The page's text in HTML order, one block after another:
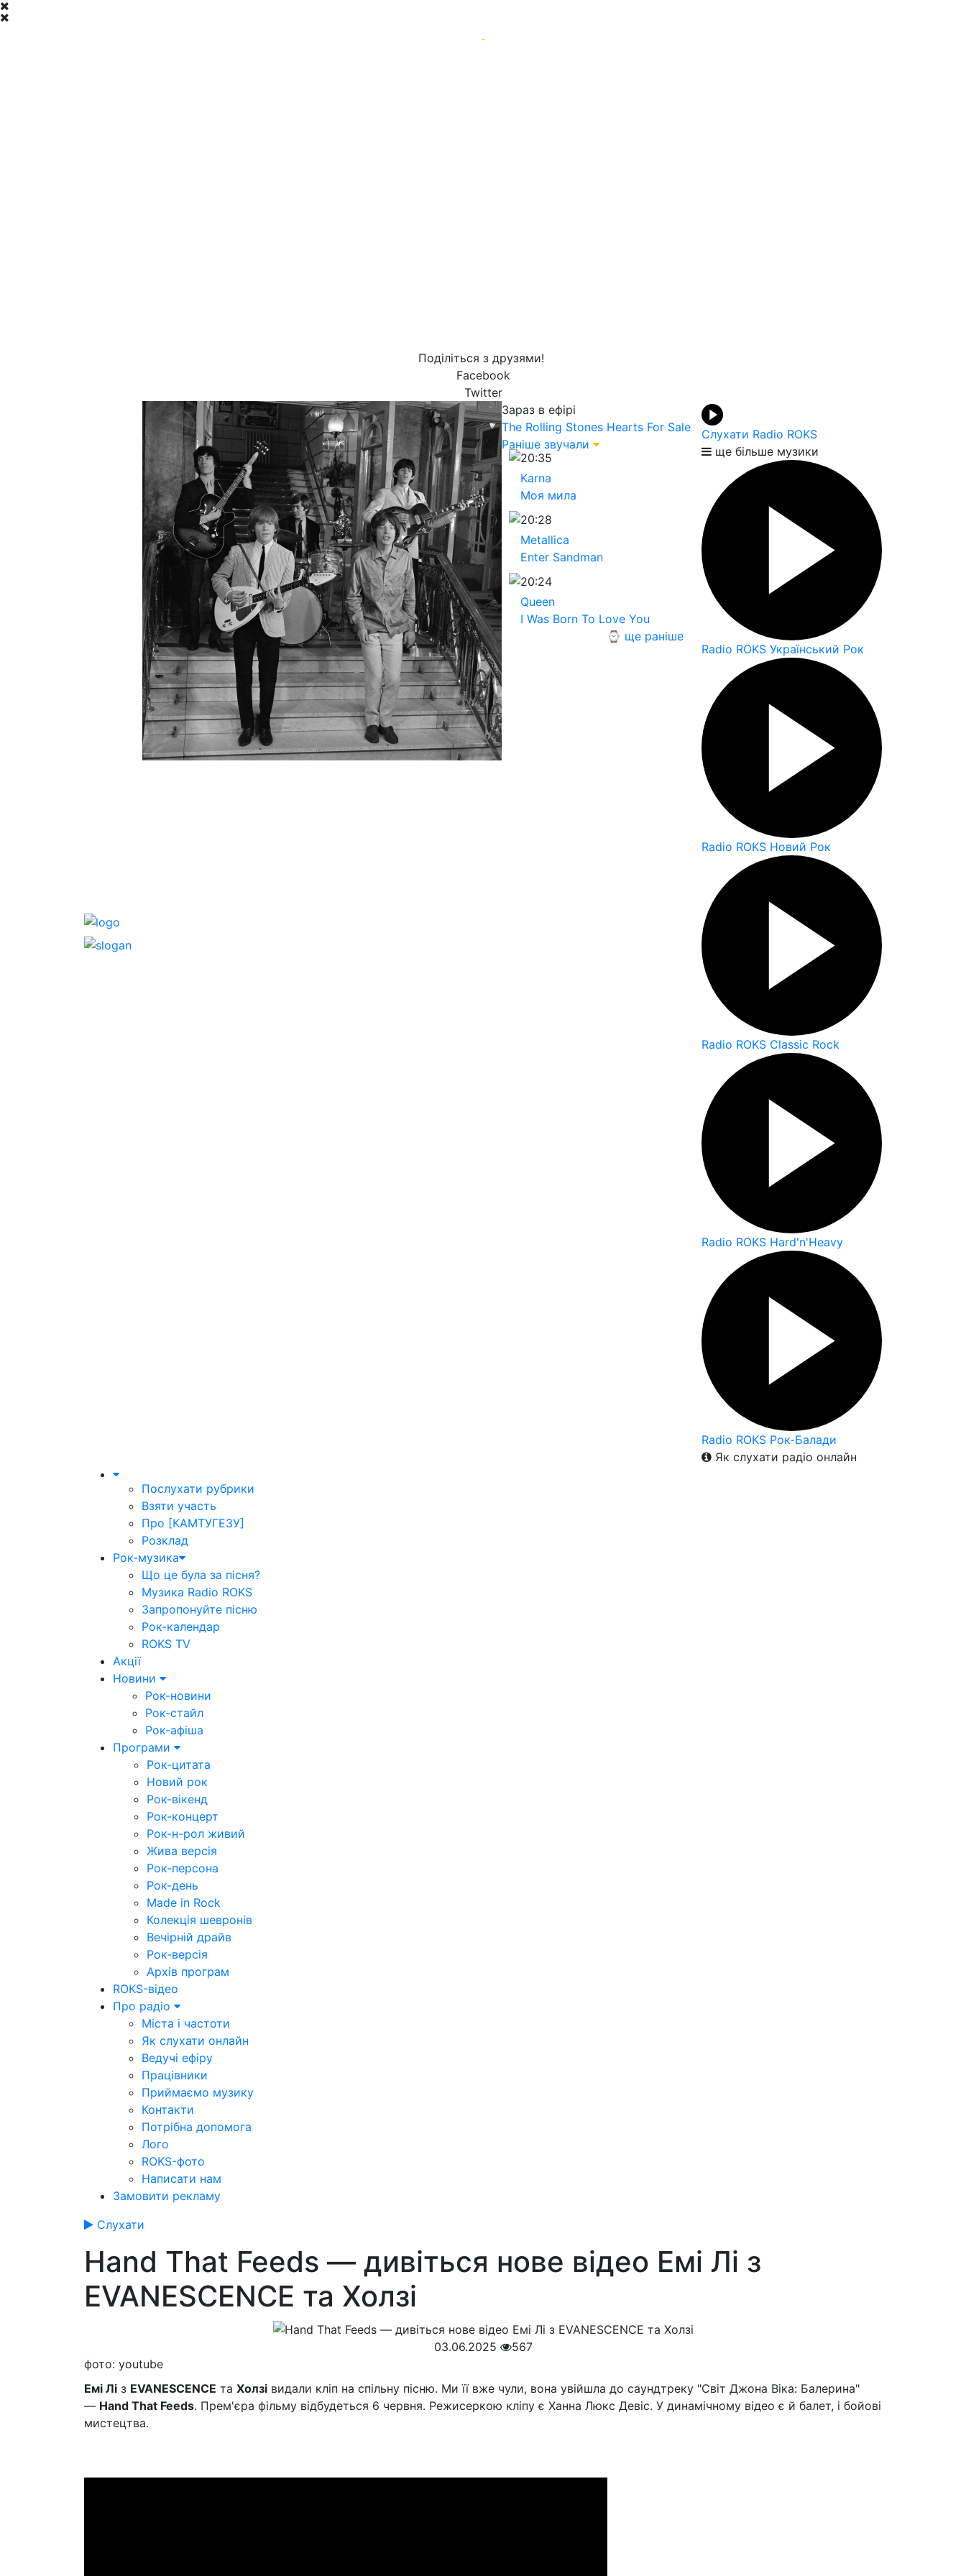
-
Поділіться з друзями!
Facebook
Twitter
Зараз в ефірі
The Rolling Stones Hearts For Sale
Раніше звучали
20:35
Karna
Моя мила
20:28
Metallica
Enter Sandman
20:24
Queen
I Was Born To Love You
⌚ ще раніше
Слухати Radio ROKS
ще більше музики
Radio ROKS Український Рок
Radio ROKS Новий Рок
Radio ROKS Classic Rock
Radio ROKS Hard'n'Heavy
Radio ROKS Рок-Балади
Як слухати радіо онлайн
Послухати рубрики
Взяти участь
Про [КАМТУГЕЗУ]
Розклад
Рок-музика
Що це була за пісня?
Музика Radio ROKS
Запропонуйте пісню
Рок-календар
ROKS TV
Акції
Новини
Рок-новини
Рок-стайл
Рок-афіша
Програми
Рок-цитата
Новий рок
Рок-вікенд
Рок-концерт
Рок-н-рол живий
Жива версія
Рок-персона
Рок-день
Made in Rock
Колекція шевронів
Вечірній драйв
Рок-версія
Архів програм
ROKS-відео
Про радіо
Міста і частоти
Як слухати онлайн
Ведучі ефіру
Працівники
Приймаємо музику
Контакти
Потрібна допомога
Лого
ROKS-фото
Написати нам
Замовити рекламу
Слухати
Hand That Feeds — дивіться нове відео Емі Лі з
EVANESCENCE та Холзі
03.06.2025
567
фото: youtube
Емі Лі з EVANESCENCE та Холзі видали кліп на спільну пісню. Ми її вже чули, вона увійшла до саундтреку "Світ Джона Віка: Балерина"
— Hand That Feeds. Прем'єра фільму відбудеться 6 червня. Режисеркою кліпу є Ханна Люкс Девіс. У динамічному відео є й балет, і бойові
мистецтва.